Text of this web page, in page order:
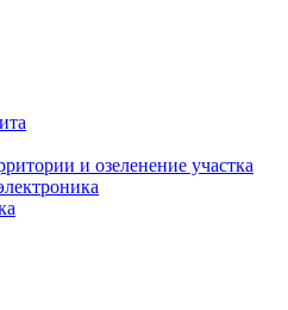
и озеленение участка